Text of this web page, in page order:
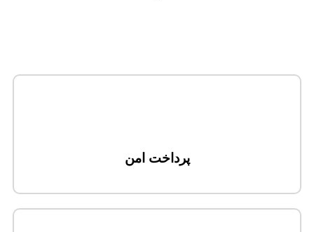
پرداخت امن